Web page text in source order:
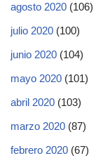
agosto 2020 (106)
julio 2020 (100)
junio 2020 (104)
mayo 2020 (101)
abril 2020 (103)
marzo 2020 (87)
febrero 2020 (67)